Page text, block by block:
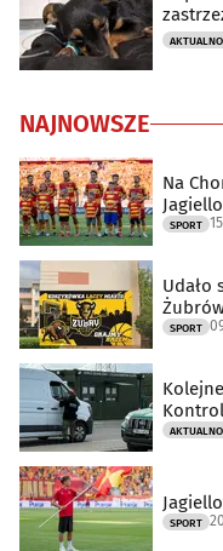
NAJNOWSZE
Na
SPORT
Udało
SPORT
SPORT